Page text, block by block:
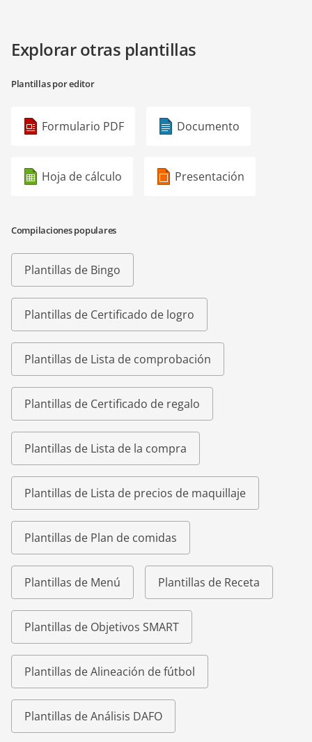
Explorar otras plantillas
Plantillas por editor
Formulario PDF Documento
Hoja de cálculo Presentación
Compilaciones populares
Plantillas de Bingo
Plantillas de Certificado de logro
Plantillas de Lista de comprobación
Plantillas de Certificado de regalo
Plantillas de Lista de la compra
Plantillas de Lista de precios de maquillaje
Plantillas de Plan de comidas
Plantillas de Menú Plantillas de Receta
Plantillas de Objetivos SMART
Plantillas de Alineación de fútbol
Plantillas de Análisis DAFO